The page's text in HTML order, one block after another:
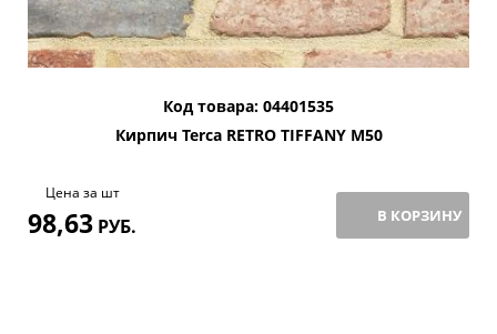
Код товара: 04401535
Кирпич Terca RETRO TIFFANY M50
Цена за шт
98,63 РУБ. В КОРЗИНУ